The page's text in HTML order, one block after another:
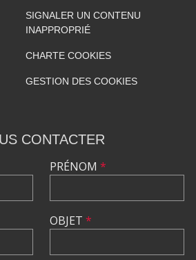
SIGNALER UN CONTENU
INAPPROPRIÉ
CHARTE COOKIES
GESTION DES COOKIES
CONTACTER
PRÉNOM *
OBJET *